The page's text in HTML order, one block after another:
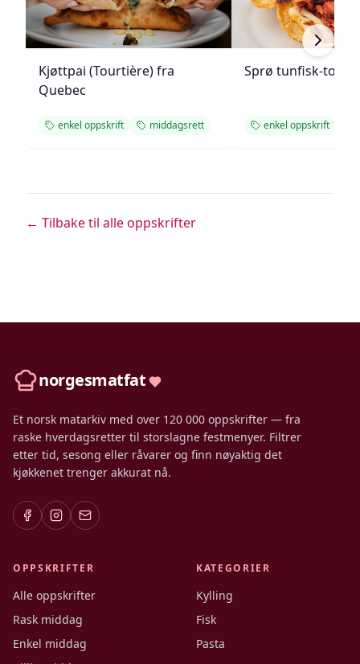
Kjøttpai (Tourtière) fra
Quebec
enkel oppskrift middagsrett
Sprø tunfisk-
enkel oppskrift
← Tilbake til alle oppskrifter
norgesmatfat
Et norsk matarkiv med over 120 000 oppskrifter — fra
raske hverdagsretter til storslagne festmenyer. Filtrer
etter tid, sesong eller råvarer og finn nøyaktig det
kjøkkenet trenger akkurat nå.
OPPSKRIFTER
Alle oppskrifter
Rask middag
Enkel middag
KATEGORIER
Kylling
Fisk
Pasta